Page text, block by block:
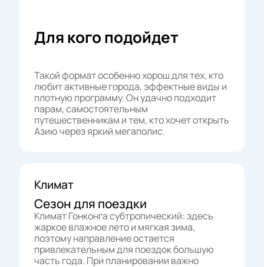
Для кого подойдет
Такой формат особенно хорош для тех, кто
любит активные города, эффектные виды и
плотную программу. Он удачно подходит
парам, самостоятельным
путешественникам и тем, кто хочет открыть
Азию через яркий мегаполис.
Климат
Сезон для поездки
Климат Гонконга субтропический: здесь
жаркое влажное лето и мягкая зима,
поэтому направление остается
привлекательным для поездок большую
часть года. При планировании важно